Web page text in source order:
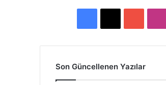
e
T
t
Son Güncellenen Yazılar